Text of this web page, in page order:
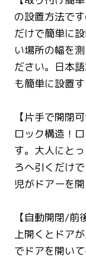
の設置方法で
だけで簡単に
い場所の幅を
ださい。日本
も簡単に設置
【片手で開閉
ロック構造！
す。大人にと
ろへ引くだけ
児がドアーを
【自動開閉/
上開くとドア
でドアを開い